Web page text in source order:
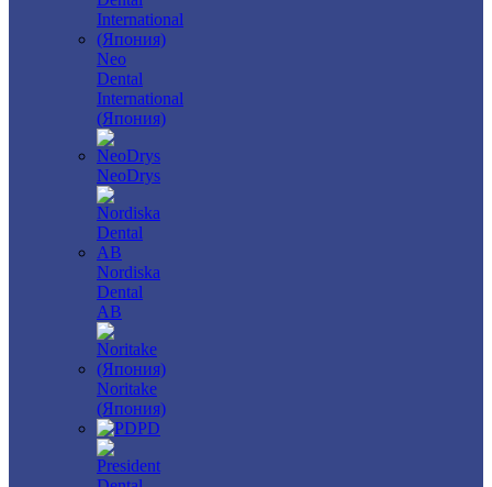
Neo
Dental
International
(Япония)
NeoDrys
Nordiska
Dental
AB
Noritake
(Япония)
PD